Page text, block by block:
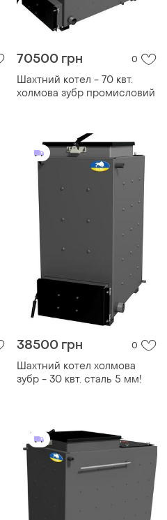
70500 грн 0
Шахтний котел - 70 квт.
холмова зубр промисловий
38500 грн 0
Шахтний котел холмова
зубр - 30 квт. сталь 5 мм!